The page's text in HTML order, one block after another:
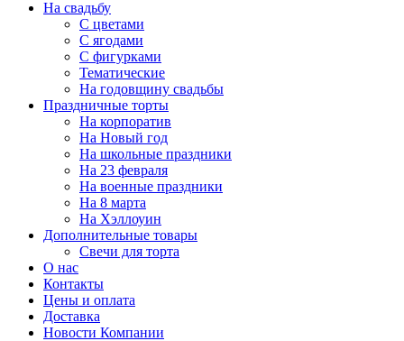
На свадьбу
С цветами
С ягодами
С фигурками
Тематические
На годовщину свадьбы
Праздничные торты
На корпоратив
На Новый год
На школьные праздники
На 23 февраля
На военные праздники
На 8 марта
На Хэллоуин
Дополнительные товары
Свечи для торта
О нас
Контакты
Цены и оплата
Доставка
Новости Компании